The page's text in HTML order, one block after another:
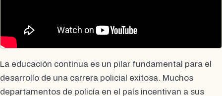
La educación continua es un pilar fundamental para el
desarrollo de una carrera policial exitosa. Muchos
departamentos de policía en el país incentivan a sus